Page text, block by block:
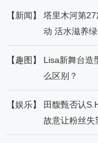
【新闻】
塔里木河第
动 活水滋养绿
【趣图 】
Lisa新舞台造
么区别？
【娱乐】
田馥甄否认
故意让粉丝失